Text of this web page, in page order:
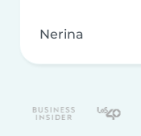
Nerina